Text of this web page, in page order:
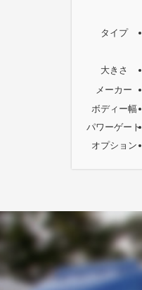
タイプ
大きさ
メーカー
ボディー幅
パワーゲート
オプション